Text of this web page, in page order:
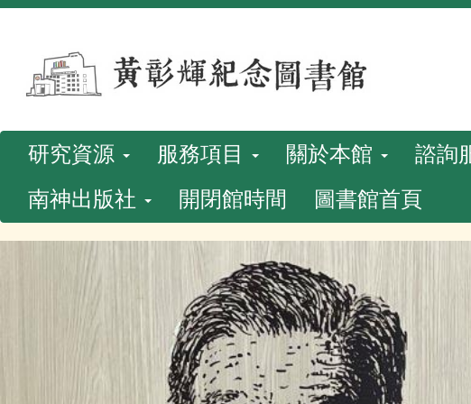
跳
內
研究資源 服務項目 關於本館 諮詢
南神出版社
開閉館時間 圖書館首頁